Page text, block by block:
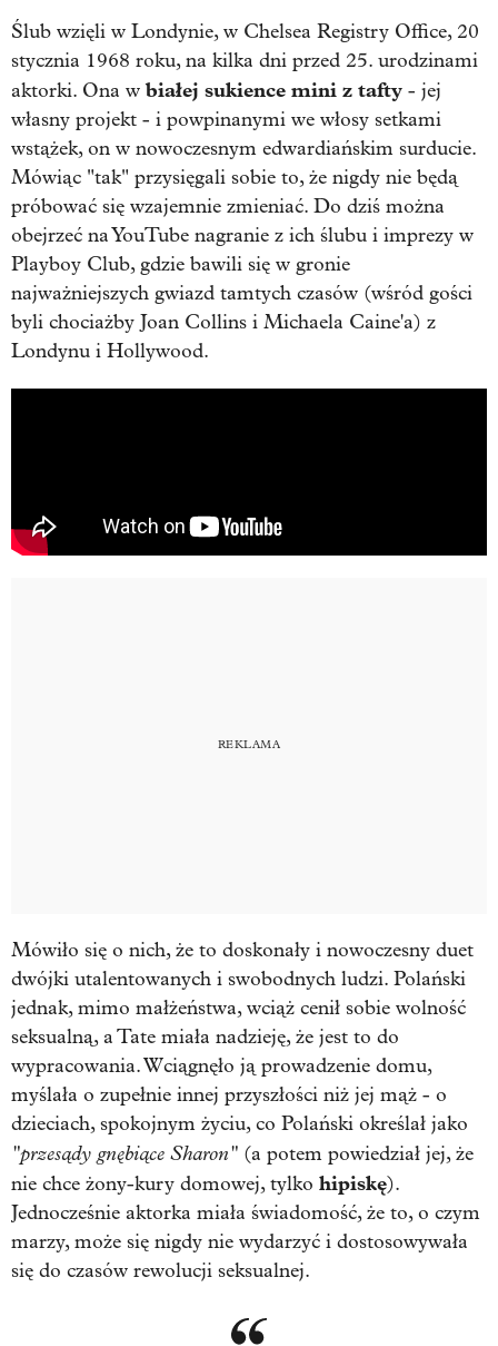
Ślub wzięli w Londynie, w Chelsea Registry Office, 20
stycznia 1968 roku, na kilka dni przed 25. urodzinami
aktorki. Ona wbiałej sukience mini z tafty - jej
własny projekt - i powpinanymi we włosy setkami
wstążek, on w nowoczesnym edwardiańskim surducie.
Mówiąc "tak" przysięgali sobie to, że nigdy nie będą
próbować się wzajemnie zmieniać. Do dziś można
obejrzeć na YouTube nagranie z ich ślubu i imprezy w
Playboy Club, gdzie bawili się w gronie
najważniejszych gwiazd tamtych czasów (wśród gości
byli chociażby Joan Collins i Michaela Caine'a) z
Londynu i Hollywood.
Mówiło się o nich, że to doskonały i nowoczesny duet
dwójki utalentowanych i swobodnych ludzi. Polański
jednak, mimo małżeństwa, wciąż cenił sobie wolność
seksualną, a Tate miała nadzieję, że jest to do
wypracowania. Wciągnęło ją prowadzenie domu,
myślała o zupełnie innej przyszłości niż jej mąż - o
dzieciach, spokojnym życiu, co Polański określał jako
"przesądy gnębiące Sharon" (a potem powiedział jej, że
nie chce żony-kury domowej, tylko hipiskę).
Jednocześnie aktorka miała świadomość, że to, o czym
marzy, może się nigdy nie wydarzyć i dostosowywała
się do czasów rewolucji seksualnej.